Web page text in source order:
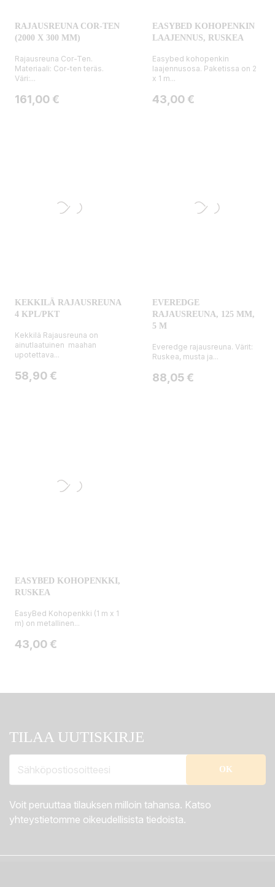
RAJAUSREUNA COR-TEN
(2000 X 300 MM)
Rajausreuna Cor-Ten.
Materiaali: Cor-ten teräs.
Väri:...
Hinta
161,00 €
EASYBED KOHOPENKIN
LAAJENNUS, RUSKEA
Easybed kohopenkin
laajennusosa. Paketissa on 2
x 1 m...
Hinta
43,00 €
KEKKILÄ RAJAUSREUNA
4 KPL/PKT
Kekkilä Rajausreuna on
ainutlaatuinen maahan
upotettava...
Hinta
58,90 €
EVEREDGE
RAJAUSREUNA, 125 MM,
5 M
Everedge rajausreuna. Värit:
Ruskea, musta ja...
Hinta
88,05 €
EASYBED KOHOPENKKI,
RUSKEA
EasyBed Kohopenkki (1 m x 1
m) on metallinen...
Hinta
43,00 €
TILAA UUTISKIRJE
Voit peruuttaa tilauksen milloin tahansa. Katso
yhteystietomme oikeudellisista tiedoista.